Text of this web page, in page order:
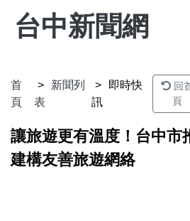
台中新聞網
首
頁
新聞列
表
即時快
訊
回
頁
讓旅遊更有溫度！台中市
建構友善旅遊網絡